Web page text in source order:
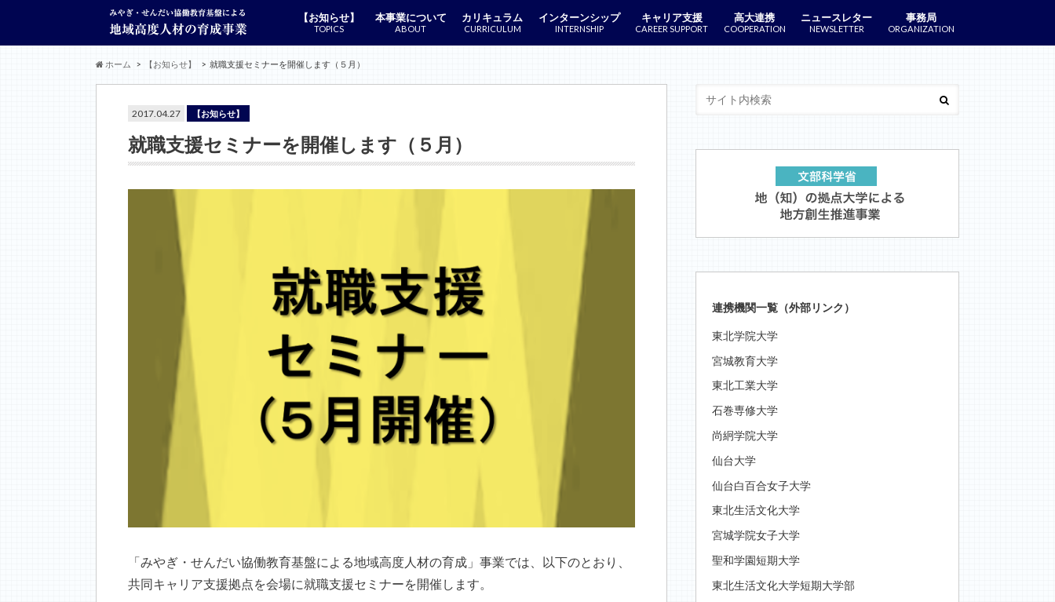
【お知らせ】
TOPICS
本事業について
ABOUT
カリキュラム
CURRICULUM
インターンシップ
INTERNSHIP
キャリア支援
CAREER SUPPORT
高大連携
COOPERATION
ニュースレター
NEWSLETTER
事務局
ORGANIZATION
ホーム 【お知らせ】 就職支援セミナーを開催します（５月）
2017.04.27 【お知らせ】
就職支援セミナーを開催します（５月）
「みやぎ・せんだい協働教育基盤による地域高度人材の育成」事業では、以下のとおり、
共同キャリア支援拠点を会場に就職支援セミナーを開催します。
連携機関一覧（外部リンク）
東北学院大学
宮城教育大学
東北工業大学
石巻専修大学
尚絅学院大学
仙台大学
仙台白百合女子大学
東北生活文化大学
宮城学院女子大学
聖和学園短期大学
東北生活文化大学短期大学部